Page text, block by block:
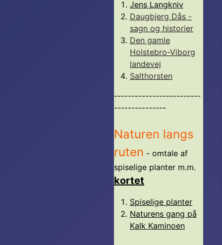
Jens Langkniv
Daugbjerg Dås -
sagn og historier
Den gamle
Holstebro-Viborg
landevej
Salthorsten
-------------------------
---------------
Naturen langs
ruten - omtale af
spiselige planter m.m.
kortet
Spiselige planter
Naturens gang på
Kalk Kaminoen